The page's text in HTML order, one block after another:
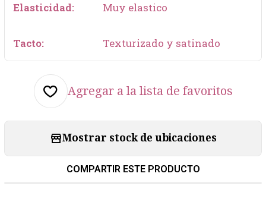
Elasticidad: Muy elastico
Tacto: Texturizado y satinado
Agregar a la lista de favoritos
Mostrar stock de ubicaciones
COMPARTIR ESTE PRODUCTO